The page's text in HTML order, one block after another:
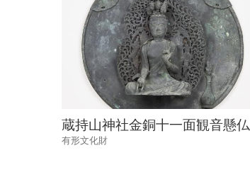
蔵持山神社金銅十一面観音懸仏
有形文化財